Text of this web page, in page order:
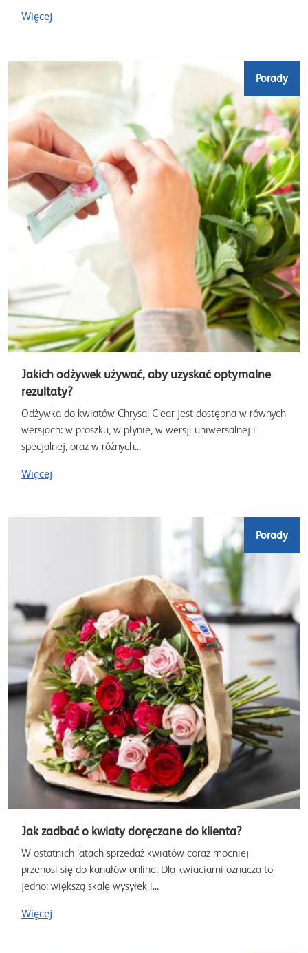
Więcej
Porady
Jakich odżywek używać, aby uzyskać optymalne
rezultaty?
Odżywka do kwiatów Chrysal Clear jest dostępna w równych
wersjach: w proszku, w płynie, w wersji uniwersalnej i
specjalnej, oraz w różnych...
Więcej
Porady
Jak zadbać o kwiaty doręczane do klienta?
W ostatnich latach sprzedaż kwiatów coraz mocniej
przenosi się do kanałów online. Dla kwiaciarni oznacza to
jedno: większą skalę wysyłek i...
Więcej